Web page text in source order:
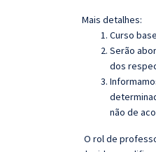
Mais detalhes:
Curso
Serão
dos
não de
O rol de